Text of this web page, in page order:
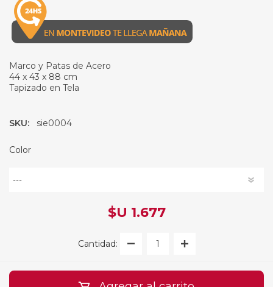
Marco y Patas de Acero
44 x 43 x 88 cm
Tapizado en Tela
SKU: sie0004
Color
$U 1.677
Cantidad: